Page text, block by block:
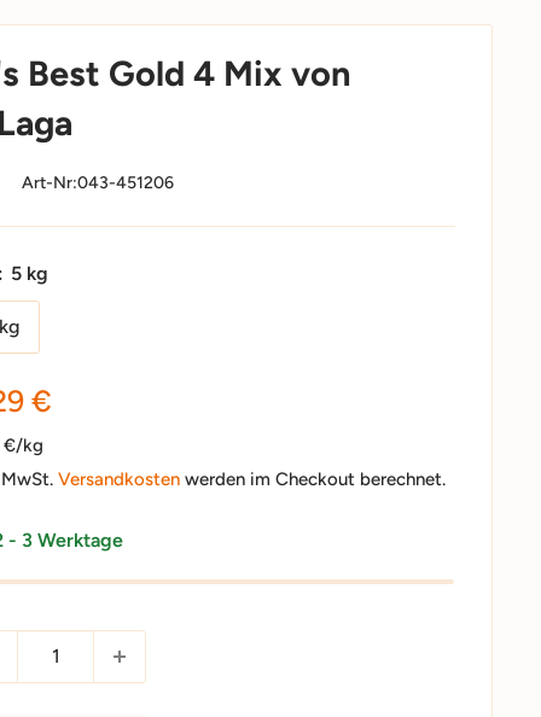
Best Gold 4 Mix von
Art-Nr:043-451206
5 kg
€
€/kg
MwSt.Versandkosten werden im Checkout berechnet.
- 3 Werktage